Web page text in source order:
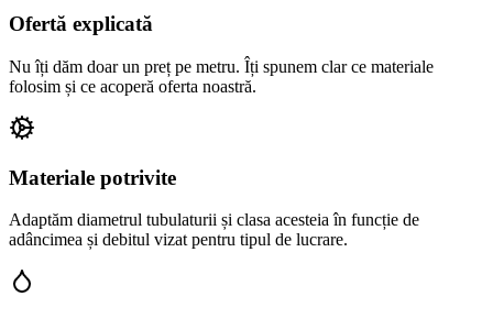
Ofertă explicată
Nu îți dăm doar un preț pe metru. Îți spunem clar ce materiale
folosim și ce acoperă oferta noastră.
Materiale potrivite
Adaptăm diametrul tubulaturii și clasa acesteia în funcție de
adâncimea și debitul vizat pentru tipul de lucrare.